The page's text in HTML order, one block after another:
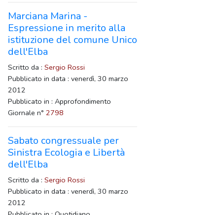
Marciana Marina -
Espressione in merito alla
istituzione del comune Unico
dell'Elba
Scritto da : Sergio Rossi
Pubblicato in data : venerdì, 30 marzo
2012
Pubblicato in : Approfondimento
Giornale n° 2798
Sabato congressuale per
Sinistra Ecologia e Libertà
dell'Elba
Scritto da : Sergio Rossi
Pubblicato in data : venerdì, 30 marzo
2012